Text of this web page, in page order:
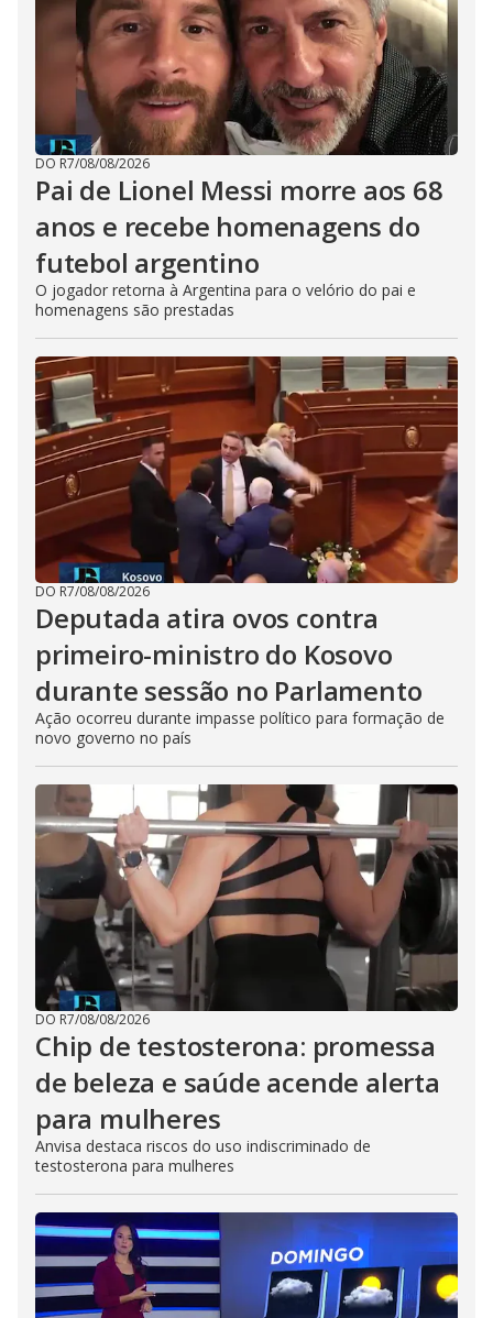
DO R7/08/08/2026
Pai de Lionel Messi morre aos 68
anos e recebe homenagens do
futebol argentino
O jogador retorna à Argentina para o velório do pai e
homenagens são prestadas
DO R7/08/08/2026
Deputada atira ovos contra
primeiro-ministro do Kosovo
durante sessão no Parlamento
Ação ocorreu durante impasse político para formação de
novo governo no país
DO R7/08/08/2026
Chip de testosterona: promessa
de beleza e saúde acende alerta
para mulheres
Anvisa destaca riscos do uso indiscriminado de
testosterona para mulheres